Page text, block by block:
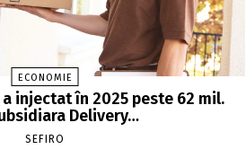
ECONOMIE
injectat în 2025 peste 62 mil.
Delivery…
SEFIRO